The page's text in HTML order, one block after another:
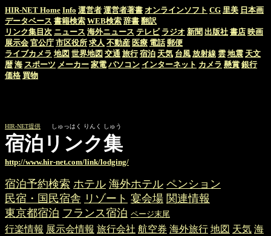
HIR-NET Home Info 運営者 運営者著書 オンラインソフト CG 里美 日本画
データベース 書籍検索 WEB検索 辞書 翻訳
リンク集目次 ニュース 海外ニュース テレビ ラジオ 新聞 出版社 書店 映画
展示会 官公庁 市区役所 求人 不動産 医療 電話 郵便
ライブカメラ 地図 世界地図 交通 旅行 宿泊 天気 台風 放射線 雲 地震 天文
暦 海 スポーツ メーカー 家電 パソコン インターネット カメラ 懸賞 銀行
価格 買物
HIR-NET提供 しゅっはく りんく しゅう
宿泊リンク集
http://www.hir-net.com/link/lodging/
宿泊予約検索 ホテル 海外ホテル ペンション
民宿・国民宿舎 リゾート 宴会場 関連情報
東京都宿泊 フランス宿泊 ページ末尾
行楽情報 展示会情報 旅行会社 航空券 海外旅行 地図 天気 海